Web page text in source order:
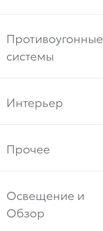
Противоугонные
системы
Интерьер
Прочее
Освещение и
Обзор